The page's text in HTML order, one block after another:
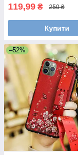
119,99 ₴ 250 ₴
Купити
–52%